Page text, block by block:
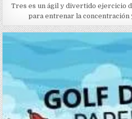
Tres es un ágil y divertido ejercicio
para entrenar la concentración